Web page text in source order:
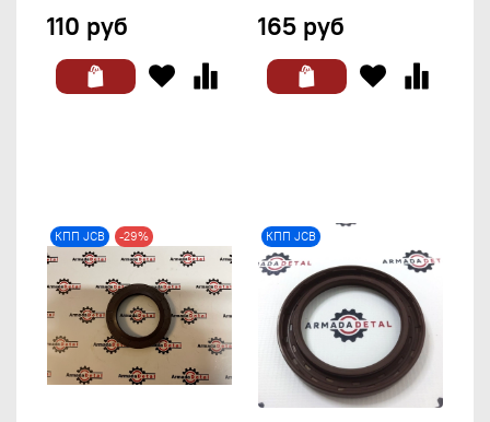
110 руб 165 руб
КПП JCB -29% КПП JCB